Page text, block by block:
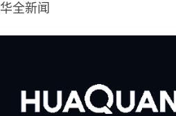
华全新闻